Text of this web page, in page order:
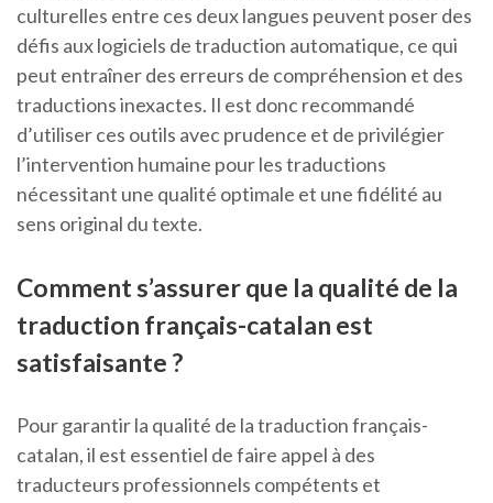
culturelles entre ces deux langues peuvent poser des
défis aux logiciels de traduction automatique, ce qui
peut entraîner des erreurs de compréhension et des
traductions inexactes. Il est donc recommandé
d’utiliser ces outils avec prudence et de privilégier
l’intervention humaine pour les traductions
nécessitant une qualité optimale et une fidélité au
sens original du texte.
Comment s’assurer que la qualité de la
traduction français-catalan est
satisfaisante ?
Pour garantir la qualité de la traduction français-
catalan, il est essentiel de faire appel à des
traducteurs professionnels compétents et